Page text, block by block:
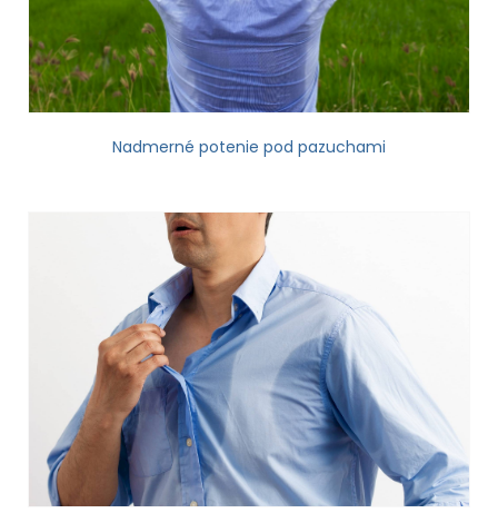
Nadmerné potenie pod pazuchami